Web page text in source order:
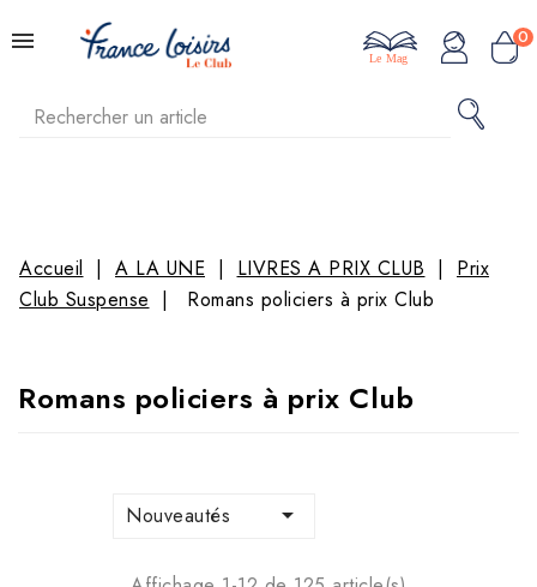
0
Le Mag
Accueil A LA UNE LIVRES A PRIX CLUB
Prix
Club Suspense
Romans policiers à prix Club
Romans policiers à prix Club
Nouveautés 